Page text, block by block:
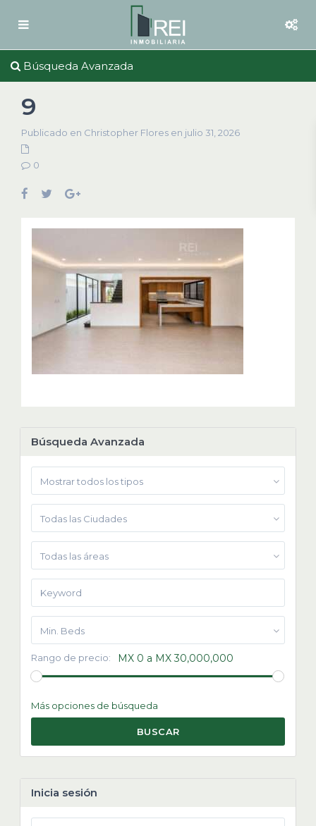
Búsqueda Avanzada
9
Publicado en Christopher Flores en julio 31, 2026
0
Búsqueda Avanzada
Mostrar todos los tipos
Todas las Ciudades
Todas las áreas
Min. Beds
Rango de precio: MX 0 a MX 30,000,000
Más opciones de búsqueda
BUSCAR
Inicia sesión